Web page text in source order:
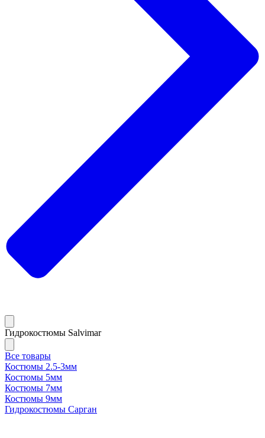
Гидрокостюмы Salvimar
Все товары
Костюмы 2.5-3мм
Костюмы 5мм
Костюмы 7мм
Костюмы 9мм
Гидрокостюмы Сарган